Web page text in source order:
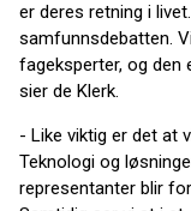
er deres retning i
samfunnsdebatten.
fageksperter, og den
sier de Klerk.
- Like viktig er det at
Teknologi og
representanter blir